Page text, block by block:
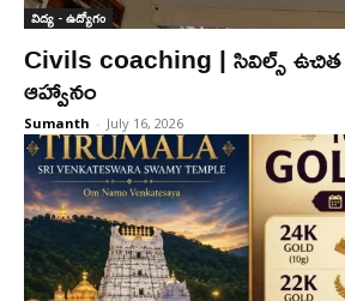
విద్య - ఉద్యోగం
Civils coaching | సివిల్స్ ఉచిత
ఆహ్వానం
Sumanth - July 16, 2026